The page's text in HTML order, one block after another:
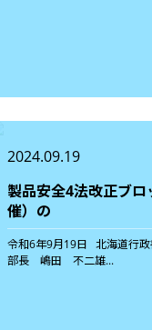
2024.09.19
製品安全4法改正ブ
催）の
令和6年9月19日 北海道行
部長 嶋田 不二雄...